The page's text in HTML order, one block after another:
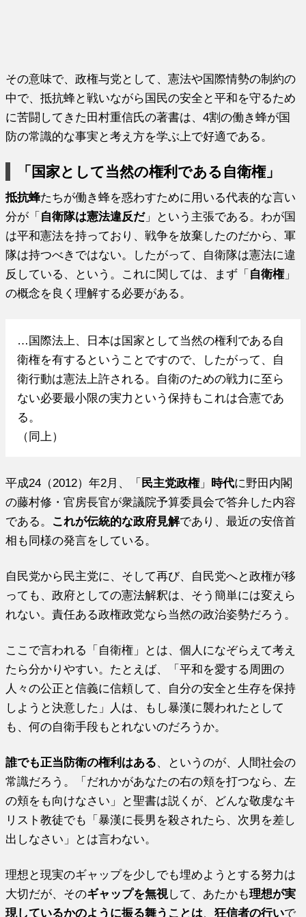
その意味で、政権与党として、憲法や国際情勢の制約の
中で、抵抗蜂と戦いながら国民の安全と平和を守るため
に苦闘してきた田村重信氏の著書は、4割の働き蜂が国
防の常識的な事実と考え方を学ぶ上で好適である。
「国家として当然の権利である自衛権」
抵抗蜂たちが働き蜂を惑わすために用いる代表的な言い
分が「 自衛隊は憲法違反だ」という主張である。わが国
は平和憲法を持っており、戦争を放棄したのだから、軍
隊は持つべきではない。したがって、自衛隊は憲法に違
反している、という。これに関しては、まず「 自衛権」
の概念を良く理解する必要がある。
…国際法上、日本は国家として当然の権利である自
衛権を有するということですので、したがって、自
衛行動は憲法上許される。自衛のための戦力に至ら
ない必要最小限の実力という保持もこれは合憲であ
る。
（同上）
平成24（2012）年2月、「 民主党政権」 時代に野田内閣
の藤村修・官房長官が衆議院予算委員会で答弁した内容
である。 これが伝統的な政府見解であり、最近の安倍首
相も同様の発言をしている。
自民党から民主党に、そして再び、自民党へと政権が移
っても、政府としての憲法解釈は、そう簡単には変えら
れない。責任ある政権政党なら当然の政治姿勢だろう。
ここで言われる「自衛権」とは、個人になぞらえて考え
たら分かりやすい。たとえば、「平和を愛する周囲の
人々の公正と信義に信頼して、自分の安全と生存を保持
しようと決意した」人は、もし暴漢に襲われたとして
も、何の自衛手段もとれないのだろうか。
誰でも正当防衛の権利はある、というのが、人間社会の
常識だろう。「だれかがあなたの右の頬を打つなら、左
の頬をも向けなさい」と聖書は説くが、どんな敬虔なキ
リスト教徒でも「暴漢に長男を殺されたら、次男を差し
出しなさい」とは言わない。
理想と現実のギャップを少しでも埋めようとする努力は
大切だが、そのギャップを無視して、あたかも理想が実
現しているかのように振る舞うことは、狂信者の行いで